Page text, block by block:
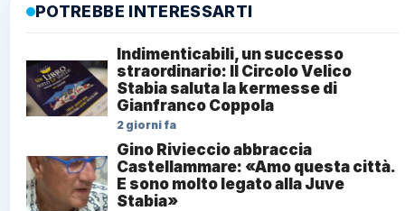
POTREBBE INTERESSARTI
Indimenticabili, un successo
straordinario: Il Circolo Velico
Stabia saluta la kermesse di
Gianfranco Coppola
2 giorni fa
Gino Rivieccio abbraccia
Castellammare: «Amo questa città.
E sono molto legato alla Juve
Stabia»